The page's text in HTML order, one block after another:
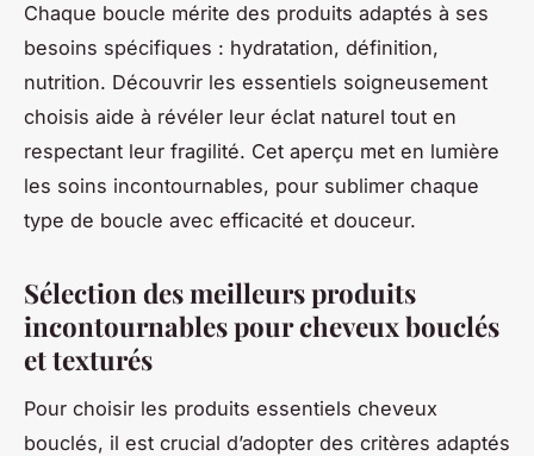
Chaque boucle mérite des produits adaptés à ses
besoins spécifiques : hydratation, définition,
nutrition. Découvrir les essentiels soigneusement
choisis aide à révéler leur éclat naturel tout en
respectant leur fragilité. Cet aperçu met en lumière
les soins incontournables, pour sublimer chaque
type de boucle avec efficacité et douceur.
Sélection des meilleurs produits
incontournables pour cheveux bouclés
et texturés
Pour choisir les produits essentiels cheveux
bouclés, il est crucial d’adopter des critères adaptés